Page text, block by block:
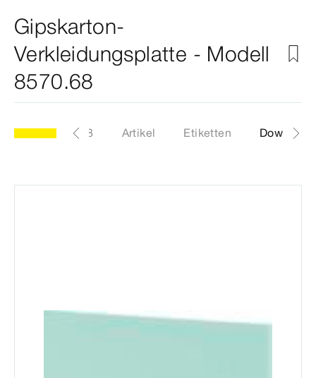
Gipskarton-
Verkleidungsplatte - Modell
8570.68
Modell 8570.68 Artikel Etiketten